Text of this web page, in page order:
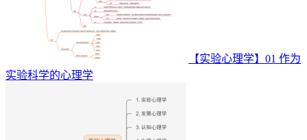
【实验心理学】01 作为
实验科学的心理学